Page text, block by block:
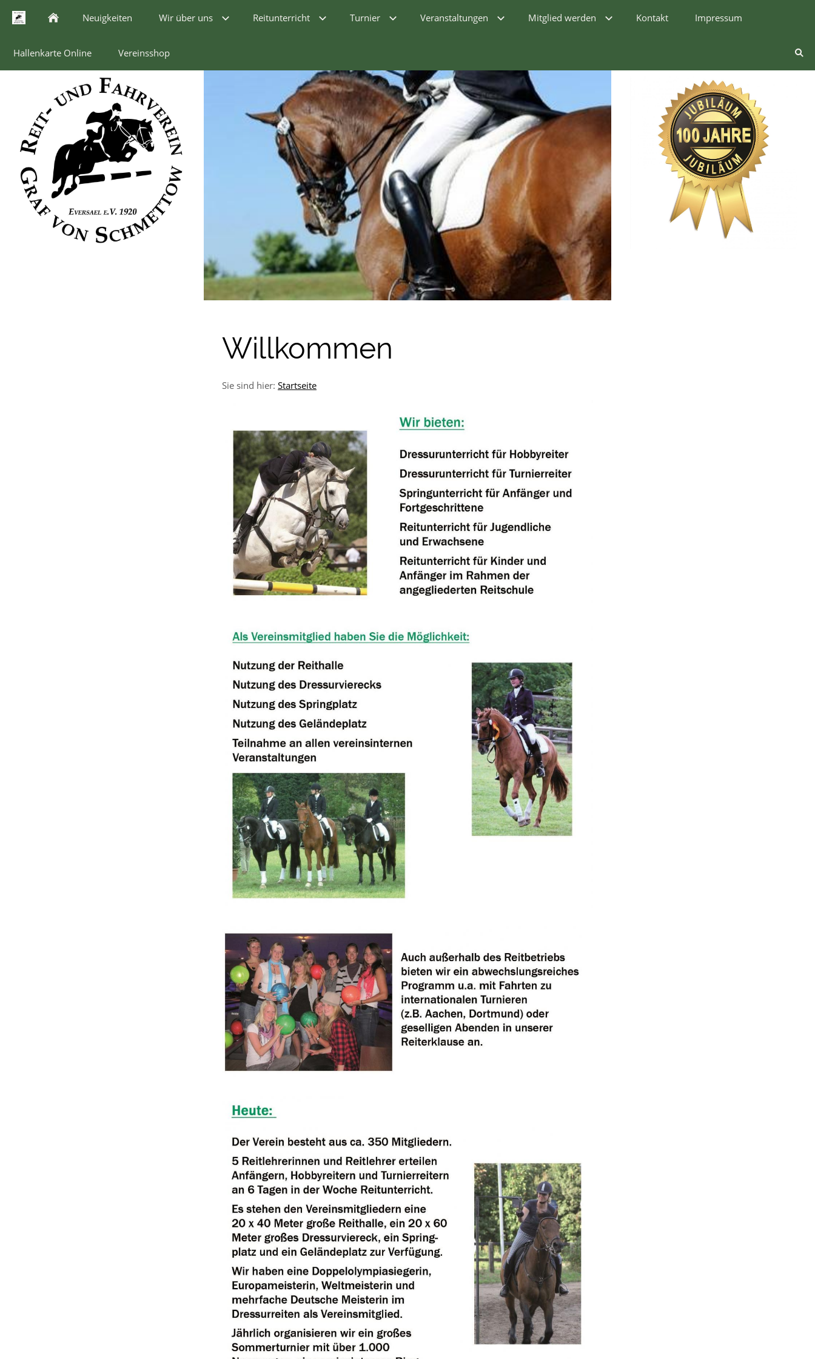
Neuigkeiten Wir über uns Reitunterricht Turnier Veranstaltungen Mitglied werden Kontakt Impressum
Hallenkarte Online Vereinsshop
Willkommen
Sie sind hier: Startseite